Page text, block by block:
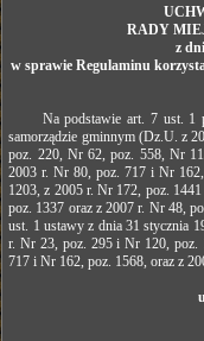
RADY
z
w sprawie Regulaminu
Na podstawie art. 7 ust. 1
samorządzie gminnym (Dz.U. z
poz. 220, Nr 62, poz. 558, Nr
2003 r. Nr 80, poz. 717 i Nr
1203, z 2005 r. Nr 172, poz.
poz. 1337 oraz z 2007 r. Nr 48,
ust. 1 ustawy z dnia 31 stycznia
r. Nr 23, poz. 295 i Nr 120, poz.
717 i Nr 162, poz. 1568, oraz z